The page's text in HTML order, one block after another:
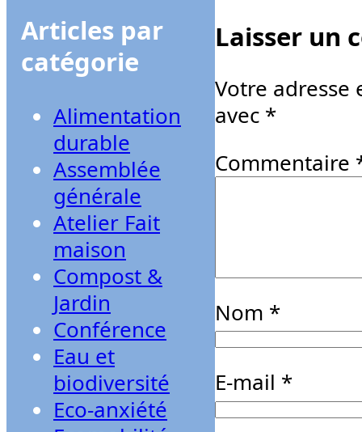
Articles par
catégorie
Alimentation
durable
Assemblée
générale
Atelier Fait
maison
Compost &
Jardin
Conférence
Eau et
biodiversité
Eco-anxiété
Laisser un
Votre adresse
avec *
Commentaire
Nom *
E-mail *